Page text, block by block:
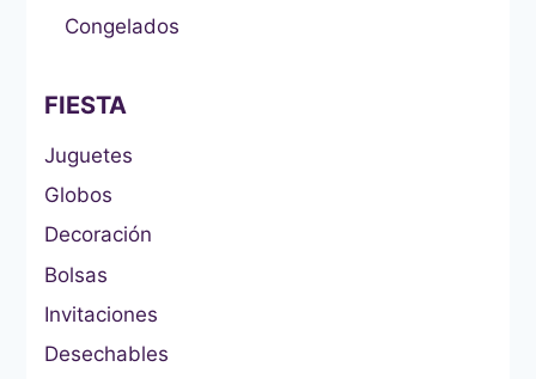
Congelados
FIESTA
Juguetes
Globos
Decoración
Bolsas
Invitaciones
Desechables